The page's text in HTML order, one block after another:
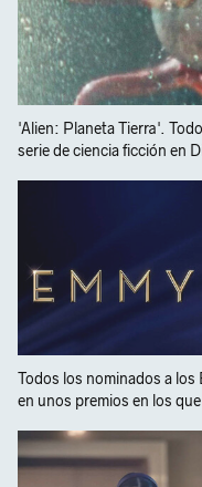
'Alien: Planeta Tierra'.
serie de ciencia ficción en
Todos los nominados a
en unos premios en los